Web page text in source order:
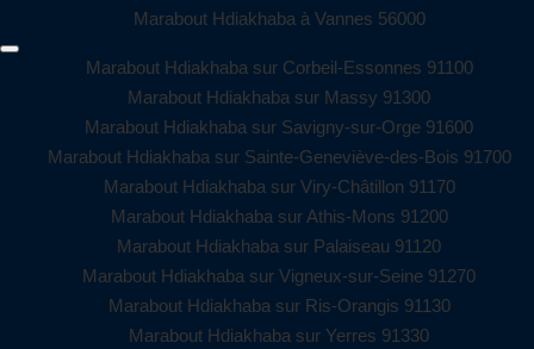
Marabout Hdiakhaba à Vannes 56000
Marabout Hdiakhaba sur Corbeil-Essonnes 91100
Marabout Hdiakhaba sur Massy 91300
Marabout Hdiakhaba sur Savigny-sur-Orge 91600
Marabout Hdiakhaba sur Sainte-Geneviève-des-Bois 91700
Marabout Hdiakhaba sur Viry-Châtillon 91170
Marabout Hdiakhaba sur Athis-Mons 91200
Marabout Hdiakhaba sur Palaiseau 91120
Marabout Hdiakhaba sur Vigneux-sur-Seine 91270
Marabout Hdiakhaba sur Ris-Orangis 91130
Marabout Hdiakhaba sur Yerres 91330